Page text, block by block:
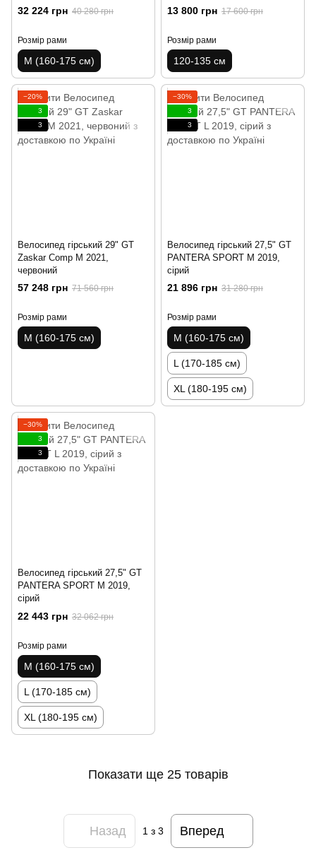
32 224 грн 40 280 грн
Розмір рами
M (160-175 см)
13 800 грн 17 600 грн
Розмір рами
120-135 см
−20%
3
3
Велосипед гірський 29" GT
Zaskar Comp M 2021,
червоний
57 248 грн 71 560 грн
Розмір рами
M (160-175 см)
−30%
3
3
Велосипед гірський 27,5" GT
PANTERA SPORT M 2019,
сірий
21 896 грн 31 280 грн
Розмір рами
M (160-175 см)
L (170-185 см)
XL (180-195 см)
−30%
3
3
Велосипед гірський 27,5" GT
PANTERA SPORT M 2019,
сірий
22 443 грн 32 062 грн
Розмір рами
M (160-175 см)
L (170-185 см)
XL (180-195 см)
Показати ще 25 товарів
Назад 1 з 3 Вперед